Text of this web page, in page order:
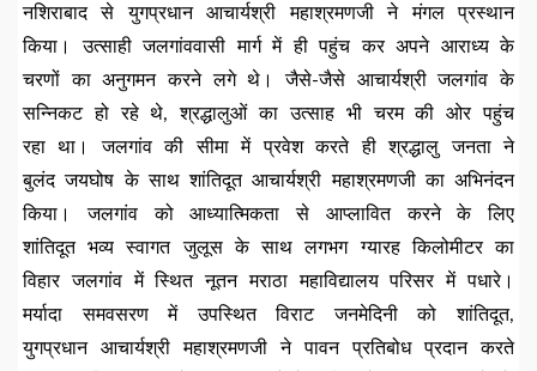
नशिराबाद से युगप्रधान आचार्यश्री महाश्रमणजी ने मंगल प्रस्थान
किया। उत्साही जलगांववासी मार्ग में ही पहुंच कर अपने आराध्य के
चरणों का अनुगमन करने लगे थे। जैसे-जैसे आचार्यश्री जलगांव के
सन्निकट हो रहे थे, श्रद्धालुओं का उत्साह भी चरम की ओर पहुंच
रहा था। जलगांव की सीमा में प्रवेश करते ही श्रद्धालु जनता ने
बुलंद जयघोष के साथ शांतिदूत आचार्यश्री महाश्रमणजी का अभिनंदन
किया। जलगांव को आध्यात्मिकता से आप्लावित करने के लिए
शांतिदूत भव्य स्वागत जुलूस के साथ लगभग ग्यारह किलोमीटर का
विहार जलगांव में स्थित नूतन मराठा महाविद्यालय परिसर में पधारे।
मर्यादा समवसरण में उपस्थित विराट जनमेदिनी को शांतिदूत,
युगप्रधान आचार्यश्री महाश्रमणजी ने पावन प्रतिबोध प्रदान करते